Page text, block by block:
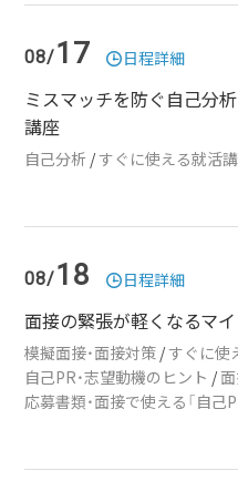
08/17 日程詳細
ミスマッチを防ぐ自己分
講座
自己分析 /すぐに使える就活
08/18 日程詳細
面接の緊張が軽くなるマ
模擬面接・面接対策 /すぐに使
自己PR・志望動機のヒント /
応募書類・面接で使える「自己